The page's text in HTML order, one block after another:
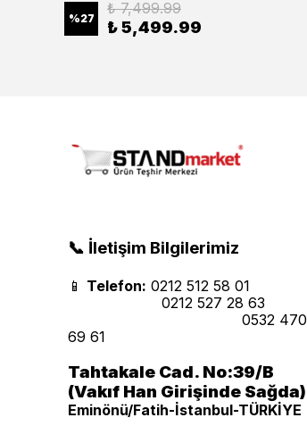
%27
₺ 7,499.99
₺ 5,499.99
📞 İletişim Bilgilerimiz
📱 Telefon: 0212 512 58 01
0212 527 28 63
0532 470
69 61
Tahtakale Cad. No:39/B
(Vakıf Han Girişinde Sağda)
Eminönü/Fatih-İstanbul-TÜRKİYE